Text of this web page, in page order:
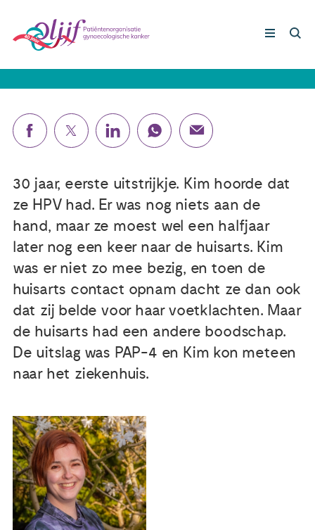
Nieuws
Agenda
Publicaties
Over ons
Contact
Lotgenoten
Leven met/na kanker
Steun ons
Kim (32): ‘Wat als ik dat eerste
uitstrijkje niet had laten doen?’
30 jaar, eerste uitstrijkje. Kim hoorde dat
ze HPV had. Er was nog niets aan de
hand, maar ze moest wel een halfjaar
later nog een keer naar de huisarts. Kim
was er niet zo mee bezig, en toen de
huisarts contact opnam dacht ze dan ook
dat zij belde voor haar voetklachten. Maar
de huisarts had een andere boodschap.
De uitslag was PAP-4 en Kim kon meteen
naar het ziekenhuis.